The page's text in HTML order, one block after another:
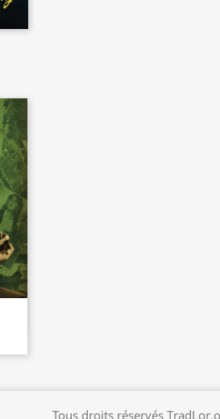
Tous droits réservés